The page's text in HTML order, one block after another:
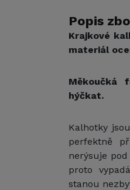
Popis
Krajkové
materiál
Měkoučká
hýčkat.
Kalhotky
perfektně
nerýsuje
proto
stanou